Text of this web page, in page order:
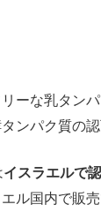
ーな乳タン
ンパク質の
イスラエルで
ル国内で販売